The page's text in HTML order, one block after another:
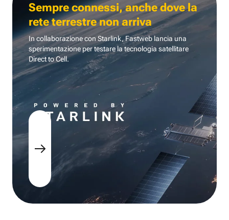
Sempre connessi, anche dove la
rete terrestre non arriva
In collaborazione con Starlink, Fastweb lancia una
sperimentazione per testare la tecnologia satellitare
Direct to Cell.